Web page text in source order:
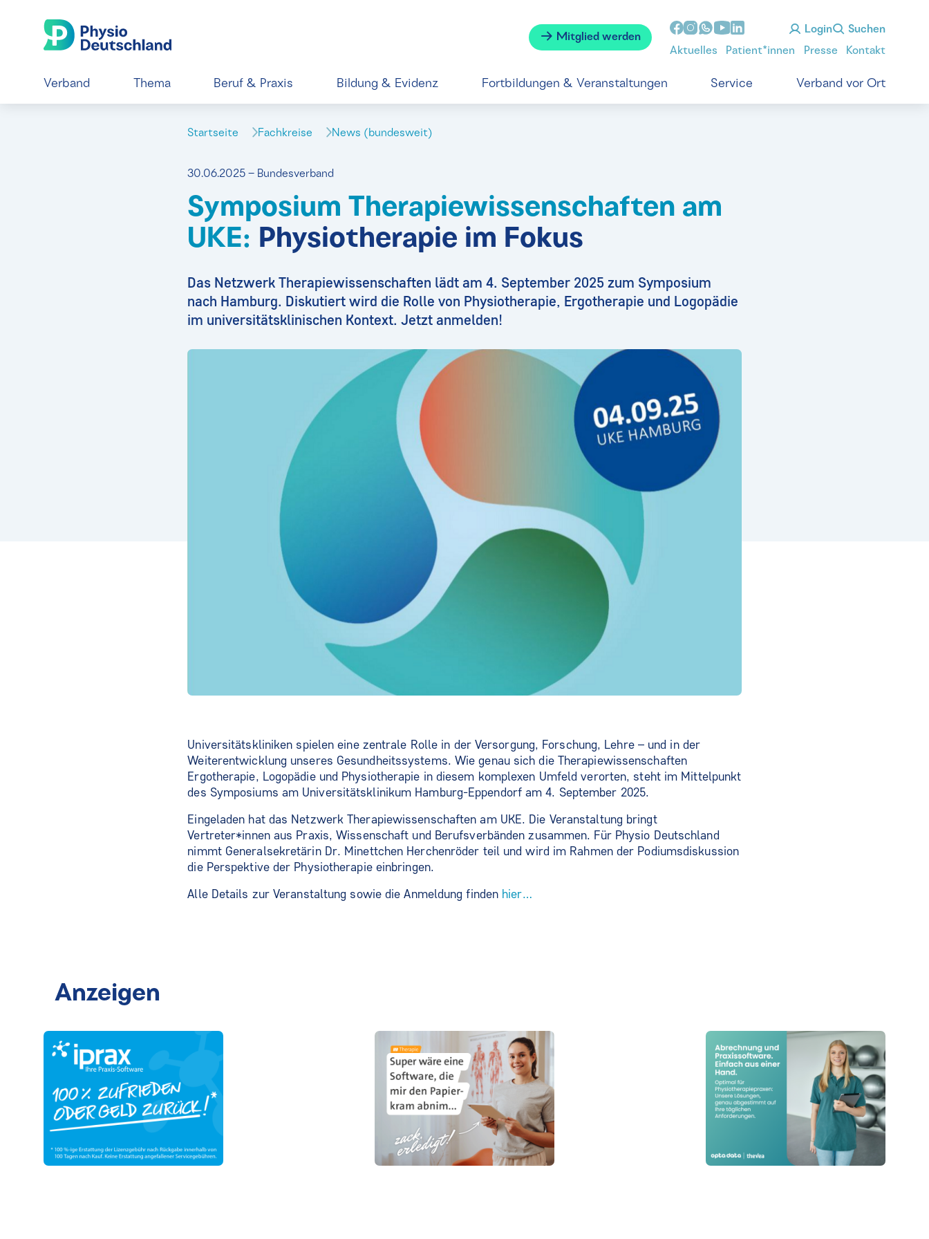
Mitglied werden
Login Suchen
Aktuelles Patient*innen Presse Kontakt
Verband Thema Beruf & Praxis Bildung & Evidenz Fortbildungen & Veranstaltungen Service Verband vor Ort
Startseite Fachkreise News (bundesweit)
30.06.2025 – Bundesverband
Symposium Therapiewissenschaften am
UKE: Physiotherapie im Fokus
Das Netzwerk Therapiewissenschaften lädt am 4. September 2025 zum Symposium
nach Hamburg. Diskutiert wird die Rolle von Physiotherapie, Ergotherapie und Logopädie
im universitätsklinischen Kontext. Jetzt anmelden!
Universitätskliniken spielen eine zentrale Rolle in der Versorgung, Forschung, Lehre – und in der
Weiterentwicklung unseres Gesundheitssystems. Wie genau sich die Therapiewissenschaften
Ergotherapie, Logopädie und Physiotherapie in diesem komplexen Umfeld verorten, steht im Mittelpunkt
des Symposiums am Universitätsklinikum Hamburg-Eppendorf am 4. September 2025.
Eingeladen hat das Netzwerk Therapiewissenschaften am UKE. Die Veranstaltung bringt
Vertreter*innen aus Praxis, Wissenschaft und Berufsverbänden zusammen. Für Physio Deutschland
nimmt Generalsekretärin Dr. Minettchen Herchenröder teil und wird im Rahmen der Podiumsdiskussion
die Perspektive der Physiotherapie einbringen.
Alle Details zur Veranstaltung sowie die Anmeldung finden hier…
Anzeigen